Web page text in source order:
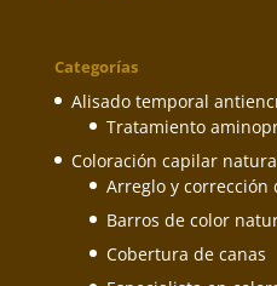
Categorías
Alisado temporal
Tratamiento
Coloración capilar
Arreglo y corrección
Barros de color
Cobertura de canas